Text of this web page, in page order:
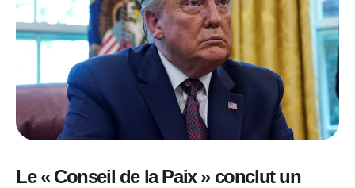
Le « Conseil de la Paix » conclut un